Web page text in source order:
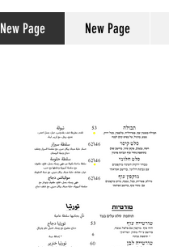
New Page New Page